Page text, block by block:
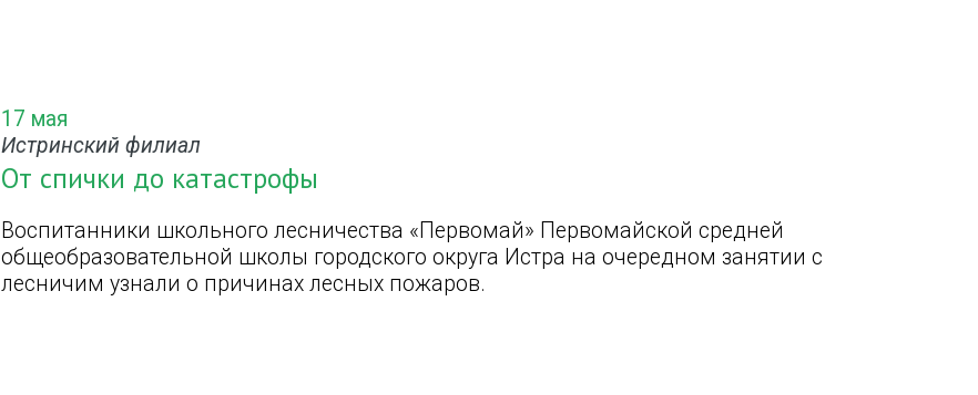
17 мая
Истринский филиал
От спички до катастрофы
Воспитанники школьного лесничества «Первомай» Первомайской средней
общеобразовательной школы городского округа Истра на очередном занятии с
лесничим узнали о причинах лесных пожаров.